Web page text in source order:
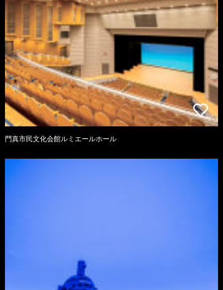
門真市民文化会館ルミエールホール